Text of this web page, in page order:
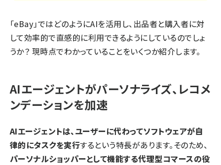
「eBay」ではどのようにAIを活用し、出品者と購入者に対
して効率的で直感的に利用できるようにしているのでしょ
うか？ 現時点でわかっていることをいくつか紹介します。
AIエージェントがパーソナライズ、レコメ
ンデーションを加速
AIエージェントは、ユーザーに代わってソフトウェアが自
律的にタスクを実行するという特長があります。そのため、
パーソナルショッパーとして機能する代理型コマースの役